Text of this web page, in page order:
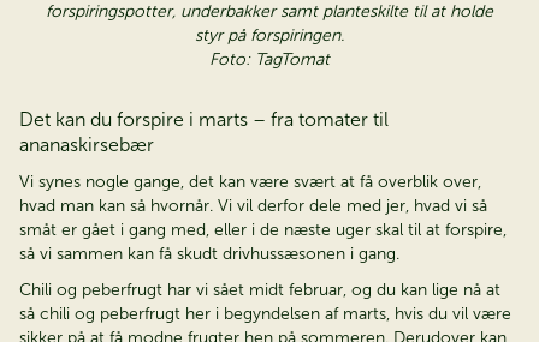
forspiringspotter, underbakker samt planteskilte til at holde
styr på forspiringen.
Foto: TagTomat
Det kan du forspire i marts – fra tomater til
ananaskirsebær
Vi synes nogle gange, det kan være svært at få overblik over,
hvad man kan så hvornår. Vi vil derfor dele med jer, hvad vi så
småt er gået i gang med, eller i de næste uger skal til at forspire,
så vi sammen kan få skudt drivhussæsonen i gang.
Chili og peberfrugt har vi sået midt februar, og du kan lige nå at
så chili og peberfrugt her i begyndelsen af marts, hvis du vil være